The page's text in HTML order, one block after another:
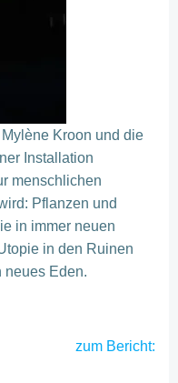
Kroon und die
Installation
menschlichen
Pflanzen und
in immer neuen
in den Ruinen
neues Eden.
zum Bericht: